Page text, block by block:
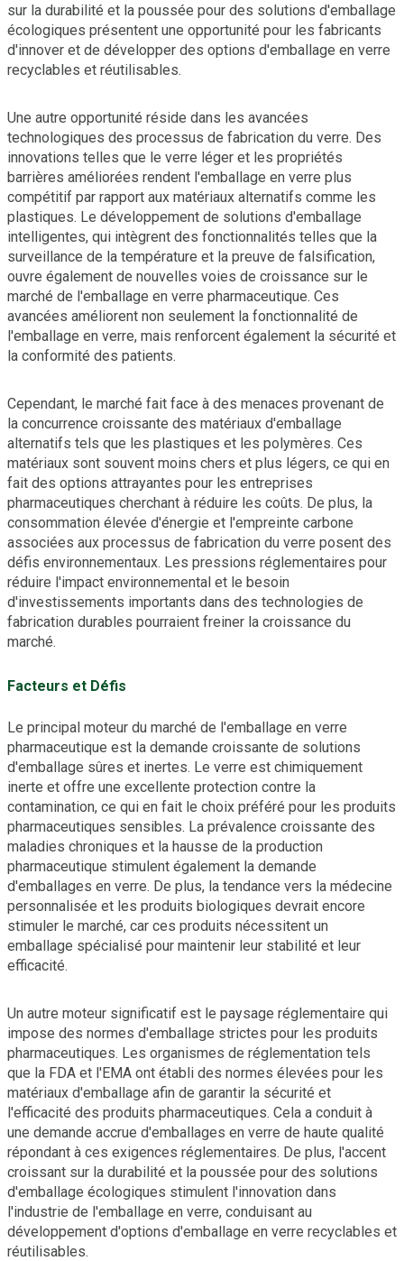
sur la durabilité et la poussée pour des solutions d'emballage
écologiques présentent une opportunité pour les fabricants
d'innover et de développer des options d'emballage en verre
recyclables et réutilisables.
Une autre opportunité réside dans les avancées
technologiques des processus de fabrication du verre. Des
innovations telles que le verre léger et les propriétés
barrières améliorées rendent l'emballage en verre plus
compétitif par rapport aux matériaux alternatifs comme les
plastiques. Le développement de solutions d'emballage
intelligentes, qui intègrent des fonctionnalités telles que la
surveillance de la température et la preuve de falsification,
ouvre également de nouvelles voies de croissance sur le
marché de l'emballage en verre pharmaceutique. Ces
avancées améliorent non seulement la fonctionnalité de
l'emballage en verre, mais renforcent également la sécurité et
la conformité des patients.
Cependant, le marché fait face à des menaces provenant de
la concurrence croissante des matériaux d'emballage
alternatifs tels que les plastiques et les polymères. Ces
matériaux sont souvent moins chers et plus légers, ce qui en
fait des options attrayantes pour les entreprises
pharmaceutiques cherchant à réduire les coûts. De plus, la
consommation élevée d'énergie et l'empreinte carbone
associées aux processus de fabrication du verre posent des
défis environnementaux. Les pressions réglementaires pour
réduire l'impact environnemental et le besoin
d'investissements importants dans des technologies de
fabrication durables pourraient freiner la croissance du
marché.
Facteurs et Défis
Le principal moteur du marché de l'emballage en verre
pharmaceutique est la demande croissante de solutions
d'emballage sûres et inertes. Le verre est chimiquement
inerte et offre une excellente protection contre la
contamination, ce qui en fait le choix préféré pour les produits
pharmaceutiques sensibles. La prévalence croissante des
maladies chroniques et la hausse de la production
pharmaceutique stimulent également la demande
d'emballages en verre. De plus, la tendance vers la médecine
personnalisée et les produits biologiques devrait encore
stimuler le marché, car ces produits nécessitent un
emballage spécialisé pour maintenir leur stabilité et leur
efficacité.
Un autre moteur significatif est le paysage réglementaire qui
impose des normes d'emballage strictes pour les produits
pharmaceutiques. Les organismes de réglementation tels
que la FDA et l'EMA ont établi des normes élevées pour les
matériaux d'emballage afin de garantir la sécurité et
l'efficacité des produits pharmaceutiques. Cela a conduit à
une demande accrue d'emballages en verre de haute qualité
répondant à ces exigences réglementaires. De plus, l'accent
croissant sur la durabilité et la poussée pour des solutions
d'emballage écologiques stimulent l'innovation dans
l'industrie de l'emballage en verre, conduisant au
développement d'options d'emballage en verre recyclables et
réutilisables.